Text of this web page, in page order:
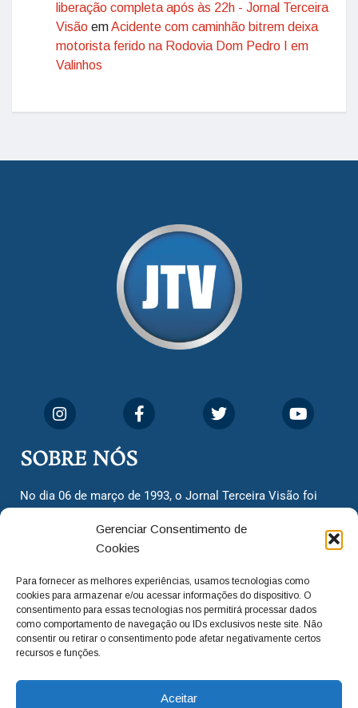
Gerenciar Consentimento de
Cookies
Para fornecer as melhores experiências, usamos tecnologias como
cookies para armazenar e/ou acessar informações do dispositivo. O
consentimento para essas tecnologias nos permitirá processar dados
como comportamento de navegação ou IDs exclusivos neste site. Não
consentir ou retirar o consentimento pode afetar negativamente certos
recursos e funções.
Aceitar
liberação completa após às 22h - Jornal Terceira
Visão emAcidente com caminhão bitrem deixa
motorista ferido na Rodovia Dom Pedro I em
Valinhos
SOBRE NÓS
No dia 06 de março de 1993, o Jornal Terceira Visão foi
cidadãos valinhenses, já que naquela época só existiam
dois jornais. Há mais de 30 anos, o jornal continua
com o foco de trazer as melhores notícias. Nunca
deixamos de lado as necessidades do cidadão, sempre
questionando os órgãos públicos em busca de melhorias
para a cidade e sempre cobrando resoluções para casos